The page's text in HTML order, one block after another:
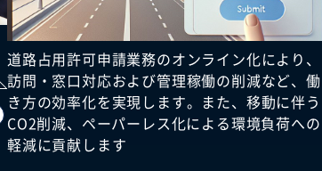
道路占用許可申請業務のオンライン化により、
訪問・窓口対応および管理稼働の削減など、働
き方の効率化を実現します。また、移動に伴う
CO2削減、ペーパーレス化による環境負荷への
軽減に貢献します